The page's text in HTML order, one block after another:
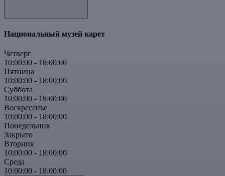
Национальный музей карет
Четверг
10:00:00 - 18:00:00
Пятница
10:00:00 - 18:00:00
Суббота
10:00:00 - 18:00:00
Воскресенье
10:00:00 - 18:00:00
Понедельник
Закрыто
Вторник
10:00:00 - 18:00:00
Среда
10:00:00 - 18:00:00